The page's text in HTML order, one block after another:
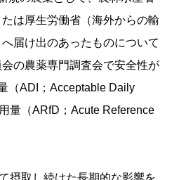
たは厚生労働省（海外からの輸
届け出のあったものについて
の農薬専門調査会で安全性が
（ADI；Acceptable Daily
量（ARfD；Acute Reference
摂取し続けた長期的な影響を